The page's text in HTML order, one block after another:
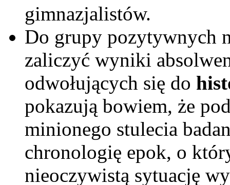
gimnazjalistów.
Do grupy pozytywnych
zaliczyć wyniki
odwołujących się do
pokazują bowiem, że
minionego stulecia
chronologię epok, o
nieoczywistą sytuację